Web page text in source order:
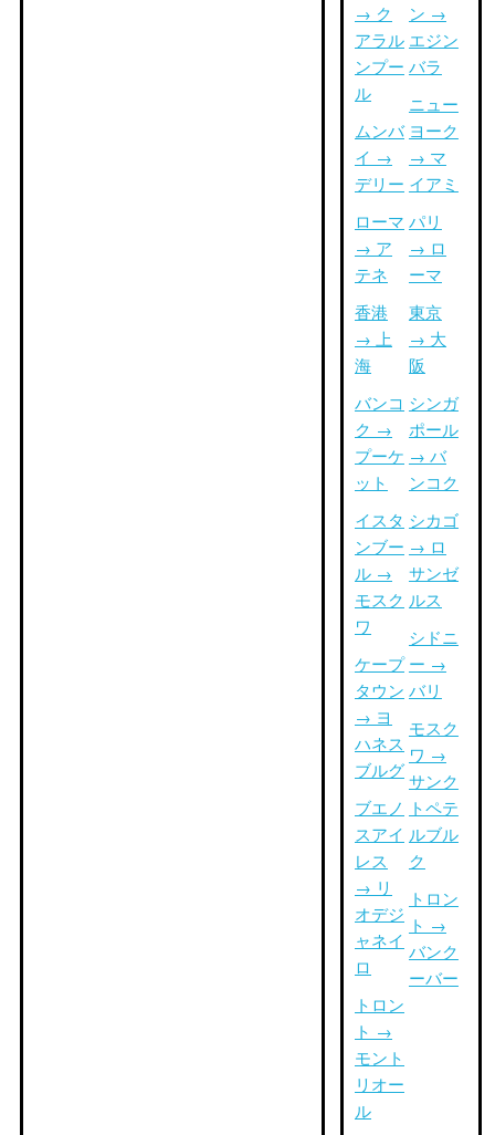
→ ク
アラル
ンプー
ル
ムンバ
イ →
デリー
ローマ
→ ア
テネ
香港
→ 上
海
バンコ
ク →
プーケ
ット
イスタ
ンブー
ル →
モスク
ワ
ケープ
タウン
→ ヨ
ハネス
ブルグ
ブエノ
スアイ
レス
→ リ
オデジ
ャネイ
ロ
トロン
ト →
モント
リオー
ル
ン →
エジン
バラ
ニュー
ヨーク
→ マ
イアミ
パリ
→ ロ
ーマ
東京
→ 大
阪
シンガ
ポール
→ バ
ンコク
シカゴ
→ ロ
サンゼ
ルス
シドニ
ー →
バリ
モスク
ワ →
サンク
トペテ
ルブル
ク
トロン
ト →
バンク
ーバー